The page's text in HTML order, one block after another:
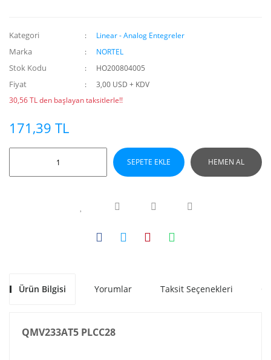
Kategori Linear - Analog Entegreler
Marka NORTEL
Stok Kodu HO200804005
Fiyat
3,00 USD + KDV
30,56 TL den başlayan taksitlerle!!
171,39 TL
SEPETE EKLE HEMEN AL
Ürün Bilgisi Yorumlar Taksit Seçenekleri
QMV233AT5 PLCC28